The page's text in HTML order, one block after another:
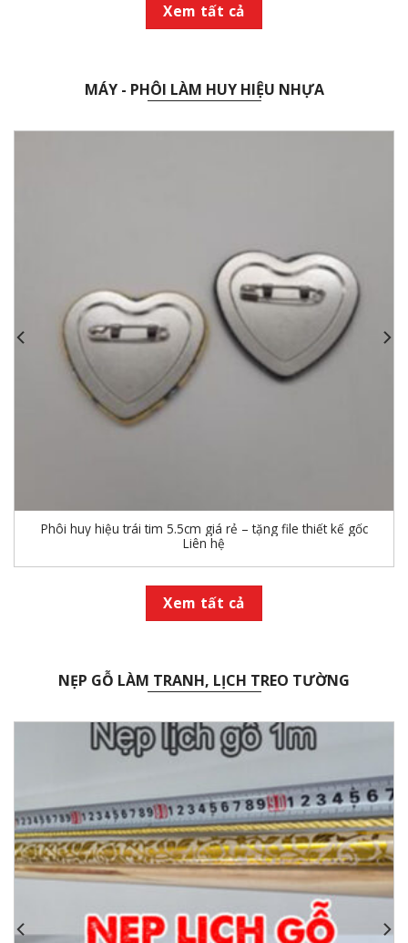
Xem tất cả
MÁY - PHÔI LÀM HUY HIỆU NHỰA
Phôi huy hiệu trái tim 5.5cm giá rẻ – tặng file thiết kế gốc
Liên hệ
Xem tất cả
NẸP GỖ LÀM TRANH, LỊCH TREO TƯỜNG